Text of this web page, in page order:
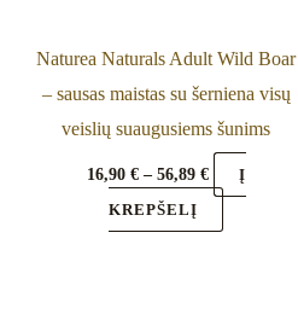
Naturea Naturals Adult Wild Boar
– sausas maistas su šerniena visų
veislių suaugusiems šunims
16,90 € – 56,89 €
Į
KREPŠELĮ
on
the
product